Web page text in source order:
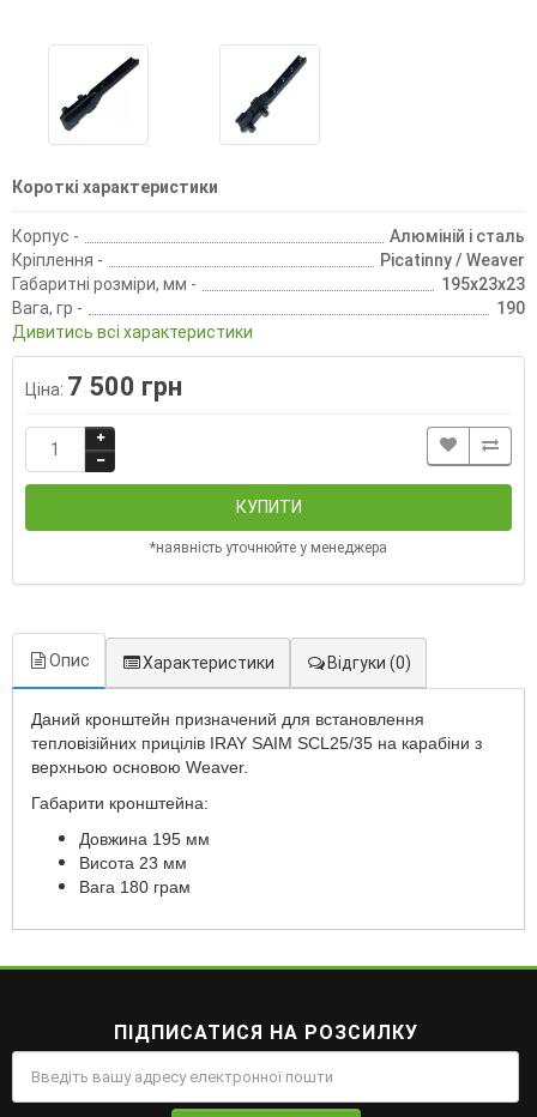
Короткі характеристики
Корпус -
Алюміній і сталь
Кріплення -
Рісаtіnnу / Weaver
Габаритні розміри, мм -
195х23х23
Вага, гр -
190
Дивитись всі характеристики
Ціна: 7 500 грн
КУПИТИ
*наявність уточнюйте у менеджера
Опис Характеристики Відгуки (0)
Даний кронштейн призначений для встановлення
тепловізійних прицілів IRAY SAIM SCL25/35 на карабіни з
верхньою основою Weaver.
Габарити кронштейна:
Довжина 195 мм
Висота 23 мм
Вага 180 грам
ПІДПИСАТИСЯ НА РОЗСИЛКУ